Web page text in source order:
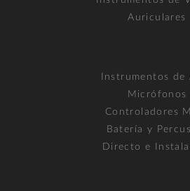
Auriculares
Instrumentos de
Micrófonos
Controladores
Batería y
Directo e